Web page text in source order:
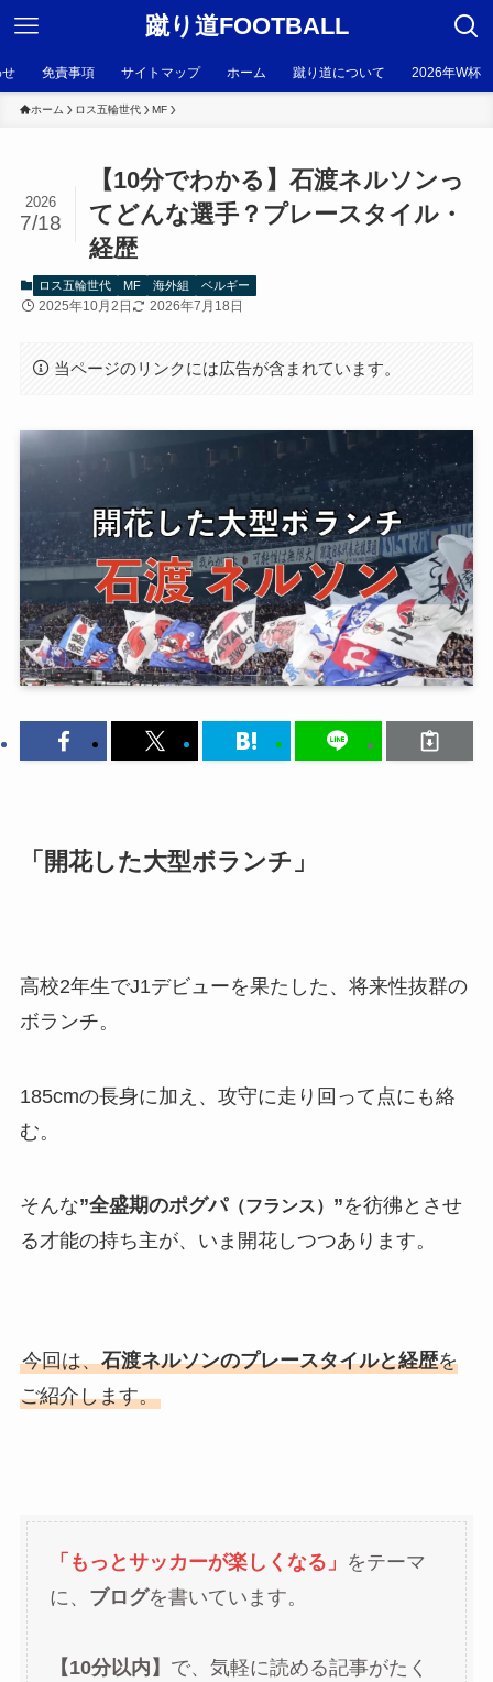
蹴り道FOOTBALL
免責事項 サイトマップ ホーム 蹴り道について 2026年W杯
ホーム ロス五輪世代 MF
【10分でわかる】石渡ネルソンっ
てどんな選手？プレースタイル・
経歴
2026
7/18
ロス五輪世代 MF 海外組 ベルギー
2025年10月2日 2026年7月18日
当ページのリンクには広告が含まれています。
「開花した大型ボランチ」
高校2年生でJ1デビューを果たした、将来性抜群の
ボランチ。
185cmの長身に加え、攻守に走り回って点にも絡
む。
そんな”全盛期のポグパ（フランス） ”を彷彿とさせ
る才能の持ち主が、いま開花しつつあります。
今回は、石渡ネルソンのプレースタイルと経歴を
ご紹介します。
「もっとサッカーが楽しくなる」 をテーマ
に、 ブログを書いています。
【10分以内】 で、気軽に読める記事がたく